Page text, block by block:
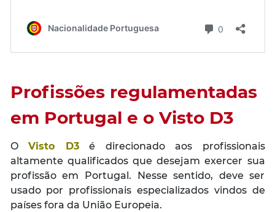
Profissões regulamentadas
em Portugal e o Visto D3
O Visto D3é direcionado aos profissionais
altamente qualificados que desejam exercer sua
profissão em Portugal. Nesse sentido, deve ser
usado por profissionais especializados vindos de
países fora da União Europeia.